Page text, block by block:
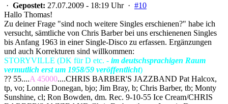
· Gepostet: 27.07.2009 - 18:19 Uhr · #10
Hallo Thomas!
Zu deiner Frage "sind noch weitere Singles erschienen?" habe ich
versucht, sämtliche von Chris Barber bei uns erschienenen Singles
bis Anfang 1963 in einer Single-Disco zu erfassen. Ergänzungen
und auch Korrekturen sind willkommen:
STORYVILLE (DK für D etc. - im deutschsprachigen Raum
vermutlich erst um 1958/59 veröffentlicht)
?? 55....A 45000....CHRIS BARBER'S JAZZBAND Pat Halcox,
tp, vo; Lonnie Donegan, bjo; Jim Bray, b; Chris Barber, tb; Monty
Sunshine, cl; Ron Bowden, dm. Rec. 9-10-55 Ice Cream/CHRIS